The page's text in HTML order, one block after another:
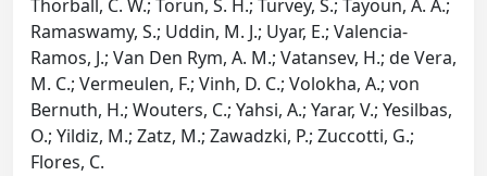
Thorball, C. W.; Torun, S. H.; Turvey, S.; Tayoun, A. A.;
Ramaswamy, S.; Uddin, M. J.; Uyar, E.; Valencia-
Ramos, J.; Van Den Rym, A. M.; Vatansev, H.; de Vera,
M. C.; Vermeulen, F.; Vinh, D. C.; Volokha, A.; von
Bernuth, H.; Wouters, C.; Yahsi, A.; Yarar, V.; Yesilbas,
O.; Yildiz, M.; Zatz, M.; Zawadzki, P.; Zuccotti, G.;
Flores, C.